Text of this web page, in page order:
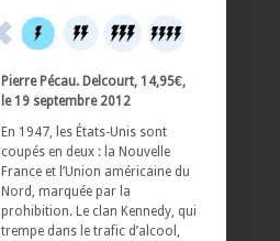
Pierre Pécau. Delcourt, 14,95€,
le 19 septembre 2012
En 1947, les États-Unis sont
coupés en deux : la Nouvelle
France et l’Union américaine du
Nord, marquée par la
prohibition. Le clan Kennedy, qui
trempe dans le trafic d’alcool,